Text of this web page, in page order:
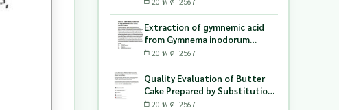
Digestive Enzymes a-
Glucosidase and Pancreatic
Lipase
Extraction of gymnemic acid
from Gymnema inodorum
(Lour.) Decne. leaves and
production of dry powder
extract using maltodextrin
20 พ.ค. 2567
Quality Evaluation of Butter
Cake Prepared by Substitution
of Wheat Flour with Green
20 พ.ค. 2567